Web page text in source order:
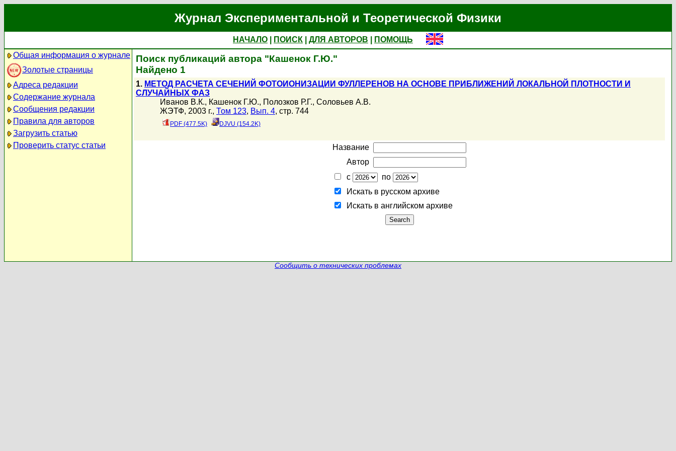
Журнал Экспериментальной и Теоретической Физики
НАЧАЛО ПОИСК ДЛЯ АВТОРОВ
ПОМОЩЬ
Общая информация о журнале
Золотые страницы
Адреса редакции
Содержание журнала
Сообщения редакции
Правила для авторов
Загрузить статью
Проверить статус статьи
Поиск публикаций автора "Кашенок Г.Ю."
Найдено 1
1. МЕТОД РАСЧЕТА СЕЧЕНИЙ ФОТОИОНИЗАЦИИ ФУЛЛЕРЕНОВ НА ОСНОВЕ ПРИБЛИЖЕНИЙ ЛОКАЛЬНОЙ ПЛОТНОСТИ И
СЛУЧАЙНЫХ ФАЗ
Иванов В.К., Кашенок Г.Ю., Полозков Р.Г., Соловьев А.В.
ЖЭТФ, 2003 г., Том 123, Вып. 4, стр. 744
PDF (477.5K) DJVU (154.2K)
Название
Автор
с
по
Искать в русском архиве
Искать в английском архиве
Сообщить о технических проблемах